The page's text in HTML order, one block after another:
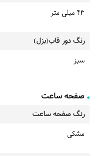
43 میلی متر
رنگ دور قاب(بزل)
سبز
صفحه ساعت
رنگ صفحه ساعت
مشکی